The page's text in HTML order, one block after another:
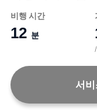
비행 시간
12 분
서